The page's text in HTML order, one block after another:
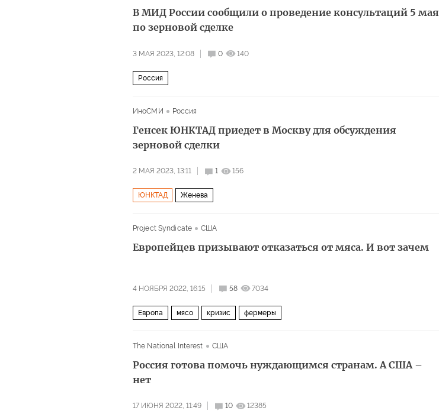
В МИД России сообщили о проведение консультаций 5 мая
по зерновой сделке
3 МАЯ 2023, 12:08 0 140
Россия
ИноСМИ Россия
Генсек ЮНКТАД приедет в Москву для обсуждения
зерновой сделки
2 МАЯ 2023, 13:11 1 156
ЮНКТАД Женева
Project Syndicate США
Европейцев призывают отказаться от мяса. И вот зачем
4 НОЯБРЯ 2022, 16:15 58 7034
Европа мясо кризис фермеры
The National Interest США
Россия готова помочь нуждающимся странам. А США –
нет
17 ИЮНЯ 2022, 11:49 10 12385